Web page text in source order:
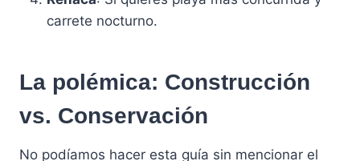
carrete nocturno.
La polémica: Construcción
vs. Conservación
No podíamos hacer esta guía sin mencionar el